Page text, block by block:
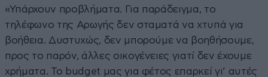
«Υπάρχουν προβλήματα. Για παράδειγμα, το
τηλέφωνο της Αρωγής δεν σταματά να χτυπά για
βοήθεια. Δυστυχώς, δεν μπορούμε να βοηθήσουμε,
προς το παρόν, άλλες οικογένειες γιατί δεν έχουμε
χρήματα. Το budget μας για φέτος επαρκεί γι’ αυτές